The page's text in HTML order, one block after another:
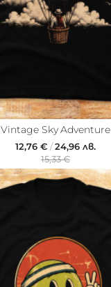
Vintage Sky Adventure
12,76 € /24,96 лв.
15,33 €